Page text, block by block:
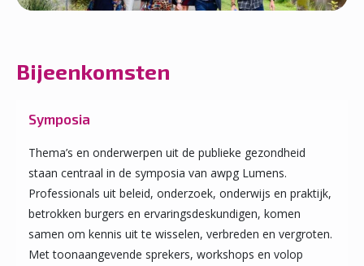
Bijeenkomsten
Symposia
Thema’s en onderwerpen uit de publieke gezondheid
staan centraal in de symposia van awpg Lumens.
Professionals uit beleid, onderzoek, onderwijs en praktijk,
betrokken burgers en ervaringsdeskundigen, komen
samen om kennis uit te wisselen, verbreden en vergroten.
Met toonaangevende sprekers, workshops en volop